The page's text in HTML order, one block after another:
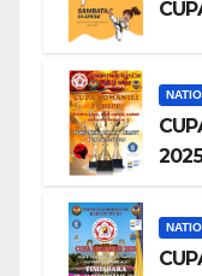
2025